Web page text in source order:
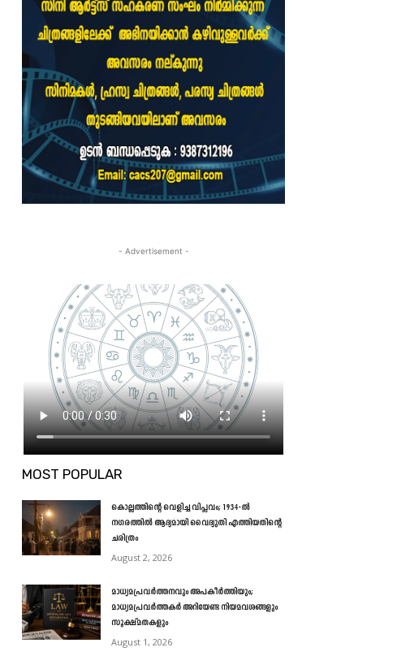
- Advertisement -
MOST POPULAR
കൊല്ലത്തിന്റെ വെളിച്ച വിപ്ലവം; 1934-ൽ
നഗരത്തിൽ ആദ്യമായി വൈദ്യുതി എത്തിയതിന്റെ
ചരിത്രം
August 2, 2026
മാധ്യമപ്രവർത്തനവും അപകീർത്തിയും;
മാധ്യമപ്രവർത്തകർ അറിയേണ്ട നിയമവശങ്ങളും
സൂക്ഷ്മതകളും
August 1, 2026